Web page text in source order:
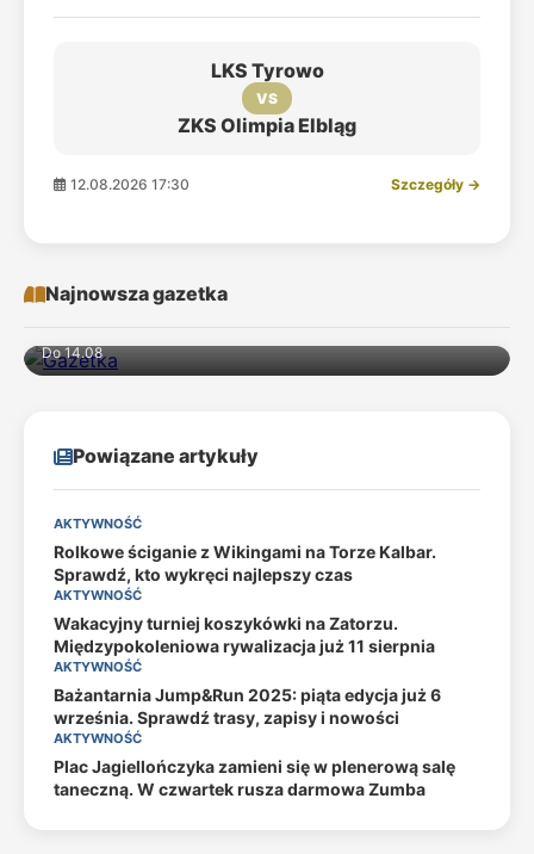
LKS Tyrowo
VS
ZKS Olimpia Elbląg
12.08.2026 17:30 Szczegóły →
Najnowsza gazetka
Do 14.08
Powiązane artykuły
AKTYWNOŚĆ
Rolkowe ściganie z Wikingami na Torze Kalbar.
Sprawdź, kto wykręci najlepszy czas
AKTYWNOŚĆ
Wakacyjny turniej koszykówki na Zatorzu.
Międzypokoleniowa rywalizacja już 11 sierpnia
AKTYWNOŚĆ
Bażantarnia Jump&Run 2025: piąta edycja już 6
września. Sprawdź trasy, zapisy i nowości
AKTYWNOŚĆ
Plac Jagiellończyka zamieni się w plenerową salę
taneczną. W czwartek rusza darmowa Zumba